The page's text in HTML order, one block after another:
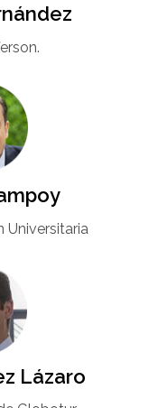
Universitaria​
Lázaro